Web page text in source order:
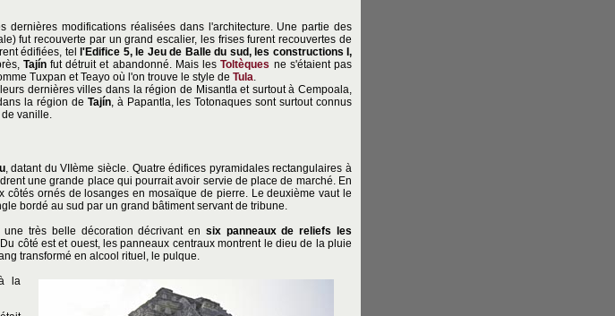
dernières modifications réalisées dans l'architecture. Une partie des
fut recouverte par un grand escalier, les frises furent recouvertes de
édifiées, tel
l'Edifice 5, le Jeu de Balle du sud, les constructions I,
Tajínfut détruit et abandonné. Mais lesToltèques ne s'étaient pas
Tuxpan et Teayo où l'on trouve le style de Tula.
dernières villes dans la région de Misantla et surtout à Cempoala,
la région de Tajín, à Papantla, les Totonaques sont surtout connus
vanille.
, datant du VIIème siècle. Quatre édifices pyramidales rectangulaires à
une grande place qui pourrait avoir servie de place de marché. En
ornés de losanges en mosaïque de pierre. Le deuxième vaut le
bordé au sud par un grand bâtiment servant de tribune.
très belle décoration décrivant en six panneaux de reliefs les
Du côté est et ouest, les panneaux centraux montrent le dieu de la pluie
transformé en alcool rituel, le pulque.
la